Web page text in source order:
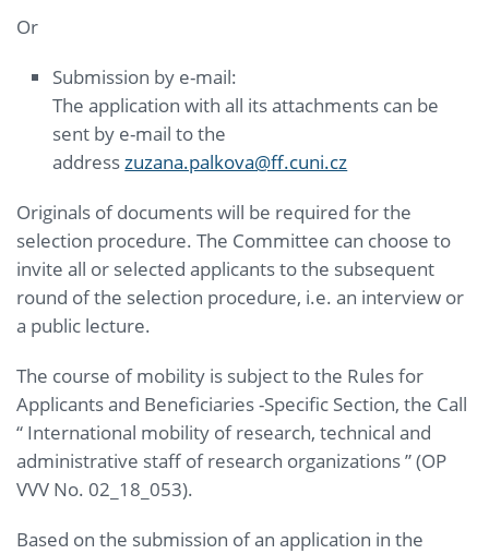
Or
Submission by e-mail:
The application with all its attachments can be
sent by e-mail to the
addresszuzana.palkova@ff.cuni.cz
Originals of documents will be required for the
selection procedure. The Committee can choose to
invite all or selected applicants to the subsequent
round of the selection procedure, i.e. an interview or
a public lecture.
The course of mobility is subject to the Rules for
Applicants and Beneficiaries -Specific Section, the Call
“ International mobility of research, technical and
administrative staff of research organizations ” (OP
VVV No. 02_18_053).
Based on the submission of an application in the